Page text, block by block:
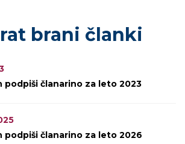
brani članki
podpiši članarino za leto 2023
podpiši članarino za leto 2026